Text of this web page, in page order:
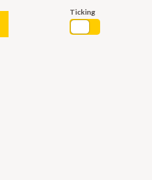
Ticking